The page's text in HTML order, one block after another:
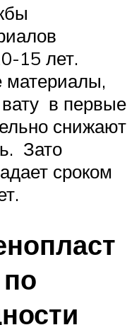
15 лет.
материалы,
в первые
снижают
Зато
сроком